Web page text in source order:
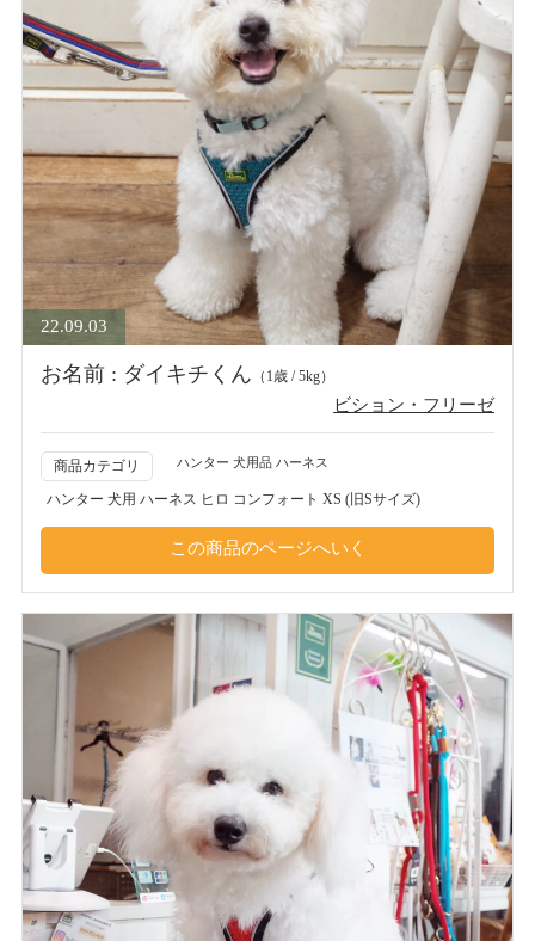
22.09.03
お名前 : ダイキチくん （1歳 / 5kg）
ビション・フリーゼ
商品カテゴリ ハンター 犬用品 ハーネス
ハンター 犬用 ハーネス ヒロ コンフォート XS (旧Sサイズ)